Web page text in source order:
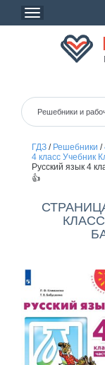
ГДЗ/ Решебники /
4 класс Учебник
Русский язык 4
👍